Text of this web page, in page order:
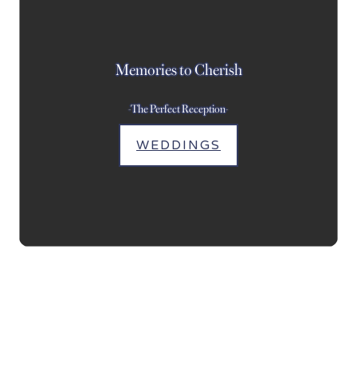
Memories to Cherish
-The Perfect Reception-
WEDDINGS